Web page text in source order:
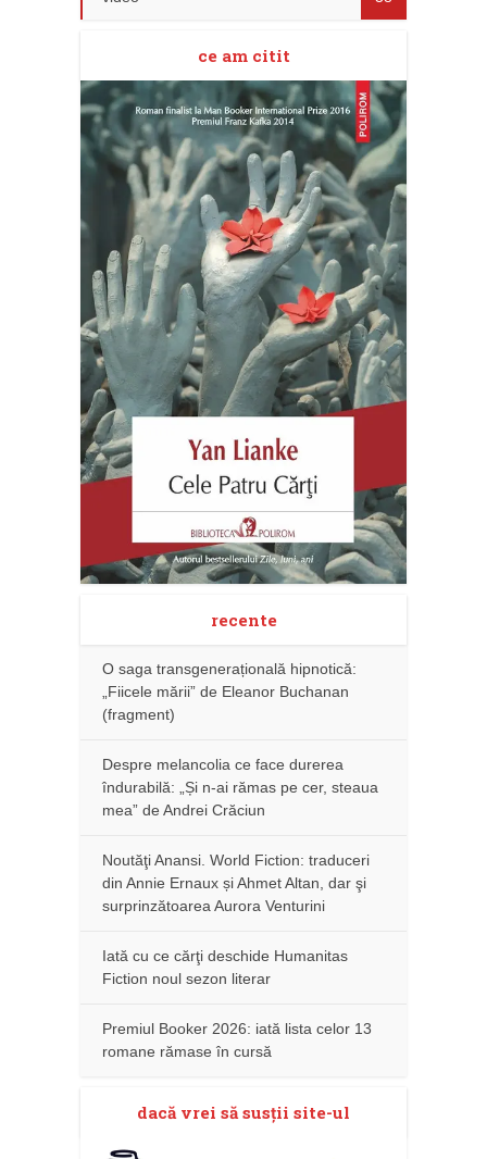
ce am citit
recente
O saga transgenerațională hipnotică:
„Fiicele mării” de Eleanor Buchanan
(fragment)
Despre melancolia ce face durerea
îndurabilă: „Și n-ai rămas pe cer, steaua
mea” de Andrei Crăciun
Noutăţi Anansi. World Fiction: traduceri
din Annie Ernaux și Ahmet Altan, dar şi
surprinzătoarea Aurora Venturini
Iată cu ce cărţi deschide Humanitas
Fiction noul sezon literar
Premiul Booker 2026: iată lista celor 13
romane rămase în cursă
dacă vrei să susţii site-ul